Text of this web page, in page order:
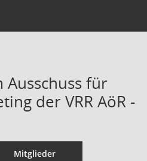
Ausschuss für
der VRR AöR -
Mitglieder